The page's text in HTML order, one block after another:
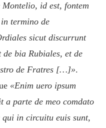
id est, fontem
termino de
sicut discurrunt
de bia Rubiales, et de
de Fratres […]».
«Enim uero ipsum
a parte de meo comdato
in circuitu euis sunt,